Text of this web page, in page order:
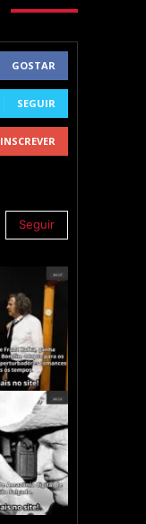
GOSTAR
SEGUIR
INSCREVER
Seguir